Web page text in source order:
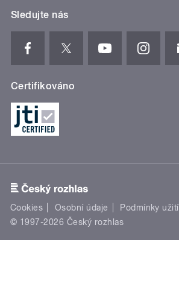
Sledujte nás
Certifikováno
Cookies Osobní údaje Podmínky užití
© 1997-2026 Český rozhlas